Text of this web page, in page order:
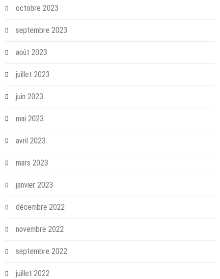
octobre 2023
septembre 2023
août 2023
juillet 2023
juin 2023
mai 2023
avril 2023
mars 2023
janvier 2023
décembre 2022
novembre 2022
septembre 2022
juillet 2022